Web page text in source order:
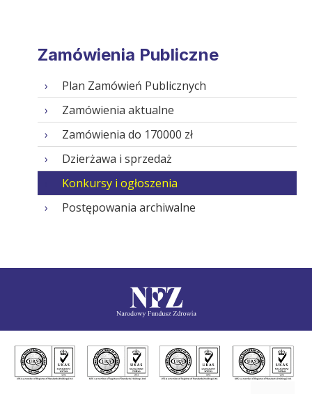
Zamówienia Publiczne
Plan Zamówień Publicznych
Zamówienia aktualne
Zamówienia do 170000 zł
Dzierżawa i sprzedaż
Konkursy i ogłoszenia
Postępowania archiwalne